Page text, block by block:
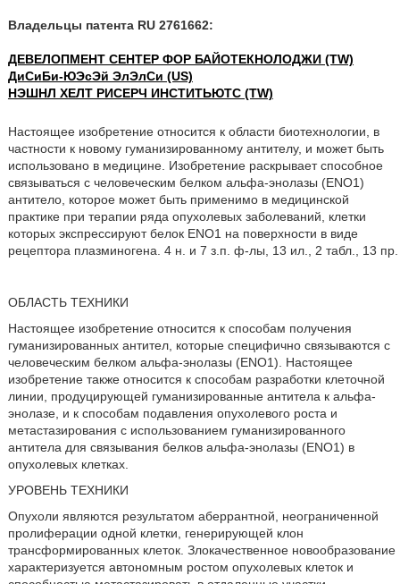
Владельцы патента RU 2761662:
ДЕВЕЛОПМЕНТ СЕНТЕР ФОР БАЙОТЕКНОЛОДЖИ (TW)
ДиСиБи-ЮЭсЭй ЭлЭлСи (US)
НЭШНЛ ХЕЛТ РИСЕРЧ ИНСТИТЬЮТС (TW)
Настоящее изобретение относится к области биотехнологии, в
частности к новому гуманизированному антителу, и может быть
использовано в медицине. Изобретение раскрывает способное
связываться с человеческим белком альфа-энолазы (ENO1)
антитело, которое может быть применимо в медицинской
практике при терапии ряда опухолевых заболеваний, клетки
которых экспрессируют белок ENO1 на поверхности в виде
рецептора плазминогена. 4 н. и 7 з.п. ф-лы, 13 ил., 2 табл., 13 пр.
ОБЛАСТЬ ТЕХНИКИ
Настоящее изобретение относится к способам получения
гуманизированных антител, которые специфично связываются с
человеческим белком альфа-энолазы (ENO1). Настоящее
изобретение также относится к способам разработки клеточной
линии, продуцирующей гуманизированные антитела к альфа-
энолазе, и к способам подавления опухолевого роста и
метастазирования с использованием гуманизированного
антитела для связывания белков альфа-энолазы (ENO1) в
опухолевых клетках.
УРОВЕНЬ ТЕХНИКИ
Опухоли являются результатом аберрантной, неограниченной
пролиферации одной клетки, генерирующей клон
трансформированных клеток. Злокачественное новообразование
характеризуется автономным ростом опухолевых клеток и